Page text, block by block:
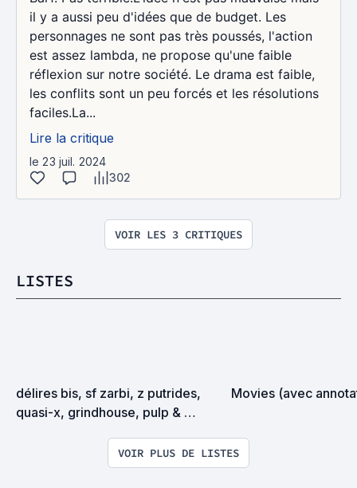
il y a aussi peu d'idées que de budget. Les
personnages ne sont pas très poussés, l'action
est assez lambda, ne propose qu'une faible
réflexion sur notre société. Le drama est faible,
les conflits sont un peu forcés et les résolutions
faciles.La...
Lire la critique
le 23 juil. 2024
302
VOIR LES 3 CRITIQUES
LISTES
délires bis, sf zarbi, z putrides,
quasi-x, grindhouse, pulp &
Movies (avec
VOIR PLUS DE LISTES